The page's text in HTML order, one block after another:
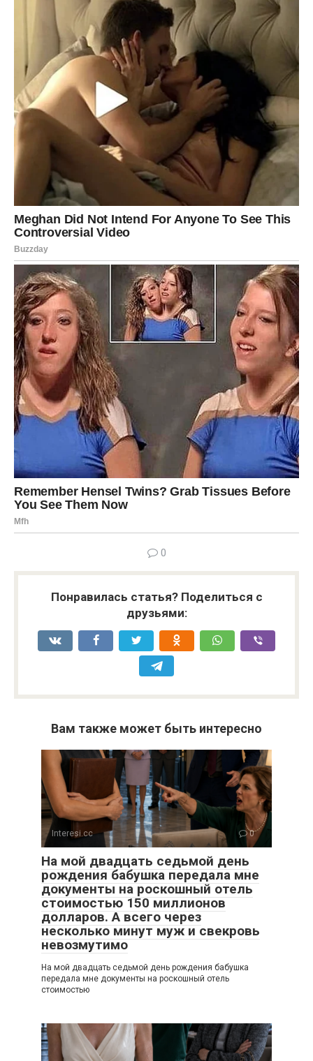
0
Понравилась статья? Поделиться с
друзьями:
Вам также может быть интересно
Interesi.cc 0
На мой двадцать седьмой день
рождения бабушка передала мне
документы на роскошный отель
стоимостью 150 миллионов
долларов. А всего через
несколько минут муж и свекровь
невозмутимо
На мой двадцать седьмой день рождения бабушка
передала мне документы на роскошный отель
стоимостью